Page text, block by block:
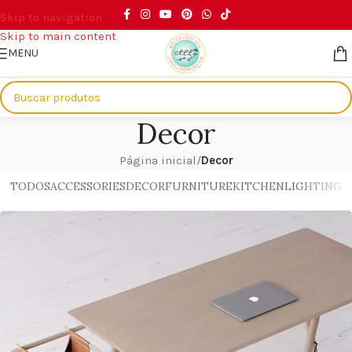
Skip to navigation
Skip to main content
MENU
Decor
Página inicial/Decor
TODOSACCESSORIESDECORFURNITUREKITCHENLIGHTING